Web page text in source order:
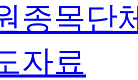
종목단
자료